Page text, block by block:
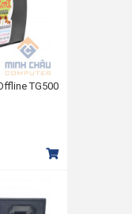
TG500